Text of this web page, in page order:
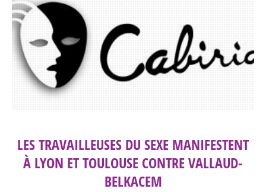
LES TRAVAILLEUSES DU SEXE MANIFESTENT
À LYON ET TOULOUSE CONTRE VALLAUD-
BELKACEM